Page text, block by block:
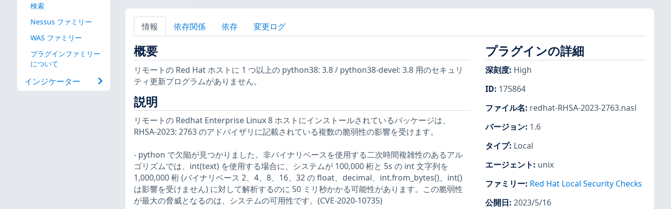
検索
Nessus ファミリー
WAS ファミリー
プラグインファミリー
について
インジケーター
情報 依存関係 依存 変更ログ
概要
リモートの Red Hat ホストに 1 つ以上の python38: 3.8 / python38-devel: 3.8 用のセキュリ
ティ更新プログラムがありません。
説明
リモートの Redhat Enterprise Linux 8 ホストにインストールされているパッケージは、
RHSA-2023: 2763 のアドバイザリに記載されている複数の脆弱性の影響を受けます。
- python で欠陥が見つかりました。非バイナリベースを使用する二次時間複雑性のあるアル
ゴリズムでは、int(text) を使用する場合に、システムが 100,000 桁と 5s の int 文字列を
1,000,000 桁 (バイナリベース 2、4、8、16、32 の float、decimal、int.from_bytes()、int()
は影響を受けません) に対して解析するのに 50 ミリ秒かかる可能性があります。この脆弱性
が最大の脅威となるのは、システムの可用性です。(CVE-2020-10735)
プラグインの詳細
深刻度: High
ID: 175864
ファイル名: redhat-RHSA-2023-2763.nasl
バージョン: 1.6
タイプ: Local
エージェント: unix
ファミリー: Red Hat Local Security Checks
公開日: 2023/5/16